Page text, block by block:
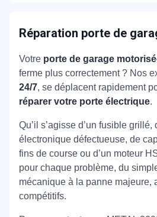
Réparation porte de
Votre porte de garage
ferme plus correctement ? Nos
24/7, se déplacent rapidement
réparer votre porte électrique.
Qu’il s’agisse d’un fusible grillé,
électronique défectueuse, de
fins de course ou d’un moteur
pour chaque problème, du
mécanique à la panne majeure,
compétitifs.